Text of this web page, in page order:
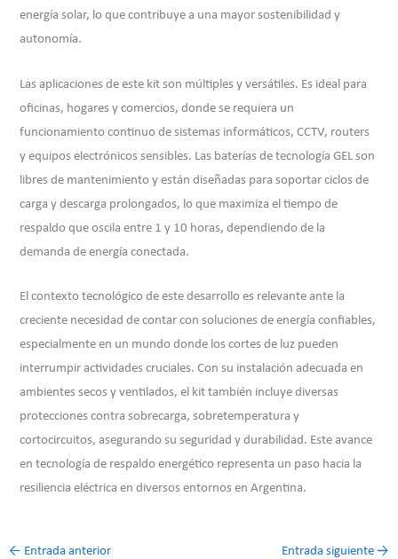
energía solar, lo que contribuye a una mayor sostenibilidad y
autonomía.
Las aplicaciones de este kit son múltiples y versátiles. Es ideal para
oficinas, hogares y comercios, donde se requiera un
funcionamiento continuo de sistemas informáticos, CCTV, routers
y equipos electrónicos sensibles. Las baterías de tecnología GEL son
libres de mantenimiento y están diseñadas para soportar ciclos de
carga y descarga prolongados, lo que maximiza el tiempo de
respaldo que oscila entre 1 y 10 horas, dependiendo de la
demanda de energía conectada.
El contexto tecnológico de este desarrollo es relevante ante la
creciente necesidad de contar con soluciones de energía confiables,
especialmente en un mundo donde los cortes de luz pueden
interrumpir actividades cruciales. Con su instalación adecuada en
ambientes secos y ventilados, el kit también incluye diversas
protecciones contra sobrecarga, sobretemperatura y
cortocircuitos, asegurando su seguridad y durabilidad. Este avance
en tecnología de respaldo energético representa un paso hacia la
resiliencia eléctrica en diversos entornos en Argentina.
← Entrada anterior Entrada siguiente →